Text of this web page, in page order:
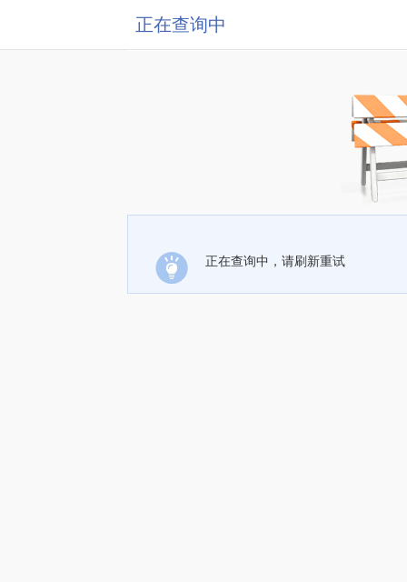
正在查询中
正在查询中，请刷新重试